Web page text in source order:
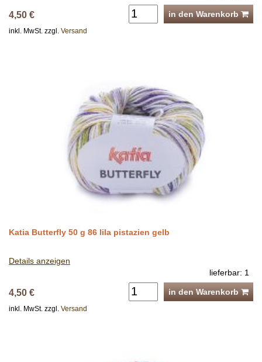
4,50 € in den Warenkorb
inkl. MwSt. zzgl. Versand
Katia Butterfly 50 g 86 lila pistazien gelb
Details anzeigen
lieferbar: 1
4,50 € in den Warenkorb
inkl. MwSt. zzgl. Versand